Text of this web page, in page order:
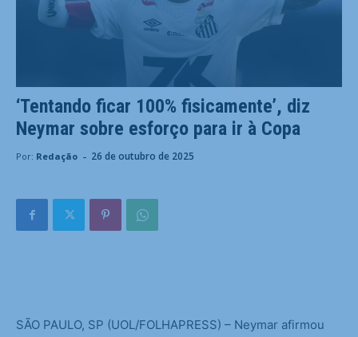
‘Tentando ficar 100% fisicamente’, diz
Neymar sobre esforço para ir à Copa
Por: Redação - 26 de outubro de 2025
SÃO PAULO, SP (UOL/FOLHAPRESS) – Neymar afirmou